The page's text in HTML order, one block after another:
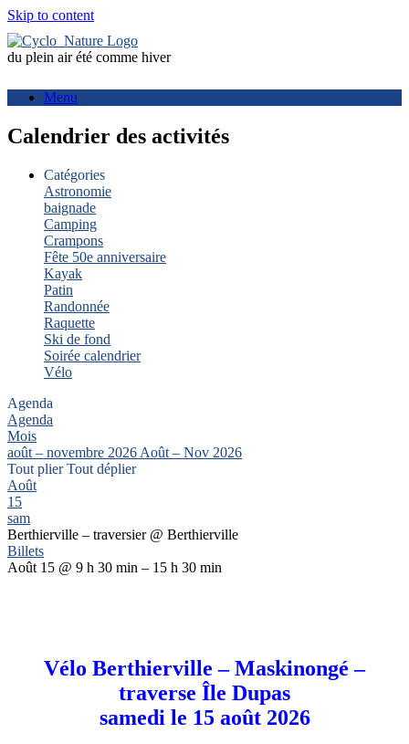
Skip to content
du plein air été comme hiver
Menu
Calendrier des activités
Catégories
Astronomie
baignade
Camping
Crampons
Fête 50e anniversaire
Kayak
Patin
Randonnée
Raquette
Ski de fond
Soirée calendrier
Vélo
Agenda
Agenda
Mois
août – novembre 2026 Août – Nov 2026
Tout plierTout déplier
Août
15
sam
Berthierville – traversier @ Berthierville
Billets
Août 15 @ 9 h 30 min – 15 h 30 min
Vélo Berthierville – Maskinongé –
traverse Île Dupas
samedi le 15 août 2026